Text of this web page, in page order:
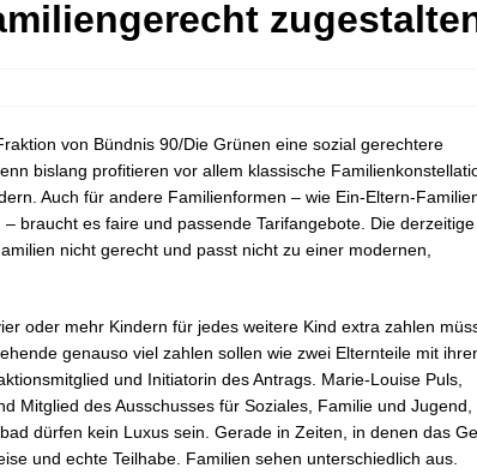
von Bündnis 90/Die Grünen eine sozial gerechtere
bislang profitieren vor allem klassische
Auch für andere Familienformen – wie Ein-Eltern-
braucht es faire und passende Tarifangebote. Die derzeitige
nicht gerecht und passt nicht zu einer modernen,
oder mehr Kindern für jedes weitere Kind extra zahlen
genauso viel zahlen sollen wie zwei Elternteile mit
und Initiatorin des Antrags. Marie-Louise Puls,
Mitglied des Ausschusses für Soziales, Familie und Jugend,
dürfen kein Luxus sein. Gerade in Zeiten, in denen das
und echte Teilhabe. Familien sehen unterschiedlich aus.